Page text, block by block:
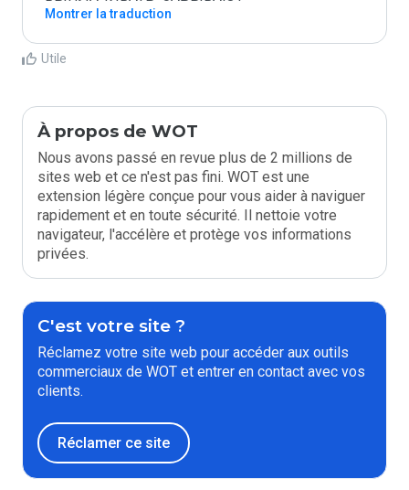
Montrer la traduction
Utile
À propos de WOT
Nous avons passé en revue plus de 2 millions de
sites web et ce n'est pas fini. WOT est une
extension légère conçue pour vous aider à naviguer
rapidement et en toute sécurité. Il nettoie votre
navigateur, l'accélère et protège vos informations
privées.
C'est votre site ?
Réclamez votre site web pour accéder aux outils
commerciaux de WOT et entrer en contact avec vos
clients.
Réclamer ce site